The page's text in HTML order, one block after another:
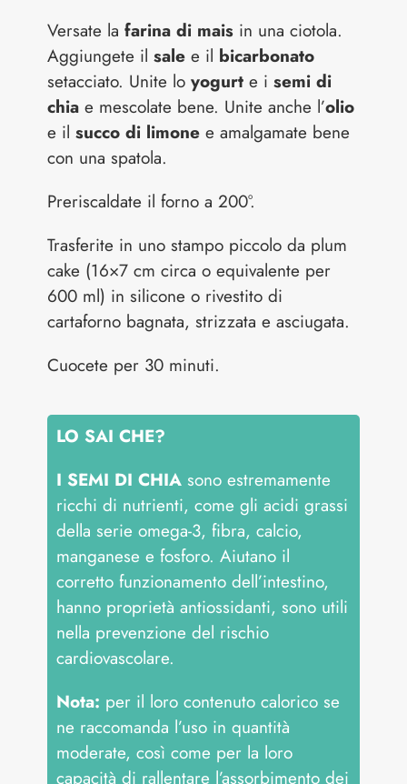
Versate la farina di mais in una ciotola.
Aggiungete ilsale e il bicarbonato
setacciato. Unite loyogurt e isemi di
chiae mescolate bene. Unite anche l’olio
e ilsucco di limonee amalgamate bene
con una spatola.
Preriscaldate il forno a 200°.
Trasferite in uno stampo piccolo da plum
cake (16×7 cm circa o equivalente per
600 ml) in silicone o rivestito di
cartaforno bagnata, strizzata e asciugata.
Cuocete per 30 minuti.
LO SAI CHE?
I SEMI DI CHIA sono estremamente
ricchi di nutrienti, come gli acidi grassi
della serie omega-3, fibra, calcio,
manganese e fosforo. Aiutano il
corretto funzionamento dell’intestino,
hanno proprietà antiossidanti, sono utili
nella prevenzione del rischio
cardiovascolare.
Nota: per il loro contenuto calorico se
ne raccomanda l’uso in quantità
moderate, così come per la loro
capacità di rallentare l’assorbimento dei